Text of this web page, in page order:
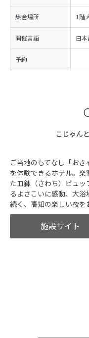
集合場所 1階
開催言語 日
予約
こじゃん
ご当地のもてなし「おき
を体験できるホテル。
た皿鉢（さわち）ビュ
るよさこいに感動、大
続く、高知の楽しい夜を
施設サイト